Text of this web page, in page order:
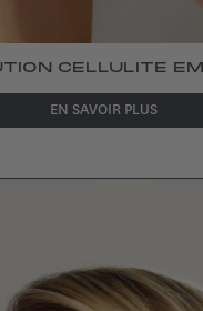
CELLULITE
EN SAVOIR PLUS